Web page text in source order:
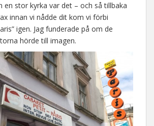
en stor kyrka var det – och så tillbaka
innan vi nådde dit kom vi förbi
igen. Jag funderade på om de
hörde till imagen.